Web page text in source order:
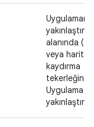
Uygulamanın
alanında
veya harita)
kaydırma
tekerleğini
Uygulama